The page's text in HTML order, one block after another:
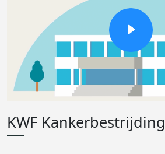
KWF Kankerbestrijding